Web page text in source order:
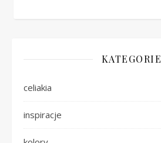
KATEGORIE
celiakia
inspiracje